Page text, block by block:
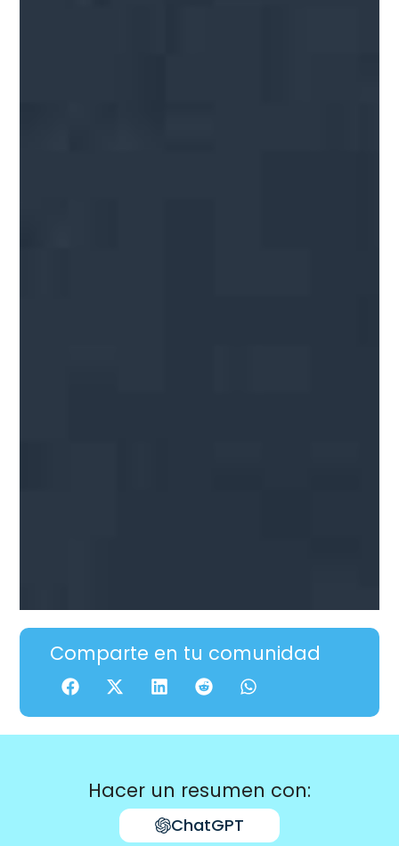
Comparte en tu comunidad
Hacer un resumen con:
ChatGPT